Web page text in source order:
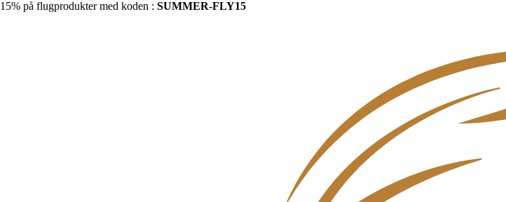
15% på flugprodukter med koden : SUMMER-FLY15